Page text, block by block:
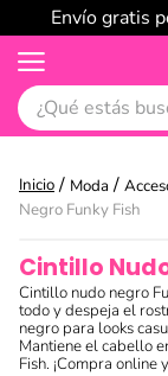
Envío gratis
¿Qué estás
Moda
Negro Funky Fish
Cintillo
Cintillo nudo negro
todo y despeja el
negro para looks
Mantiene el cabello
Fish. ¡Compra online